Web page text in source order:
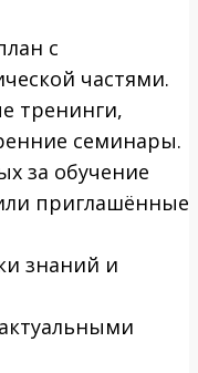
с
частями.
тренинги,
семинары.
за обучение
приглашённые
знаний и